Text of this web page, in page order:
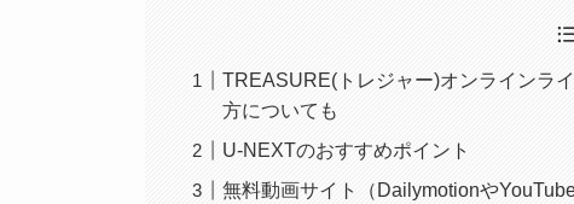
TREASURE(トレジャー)オンラインラ
方についても
U-NEXTのおすすめポイント
無料動画サイト（Dailymotionや